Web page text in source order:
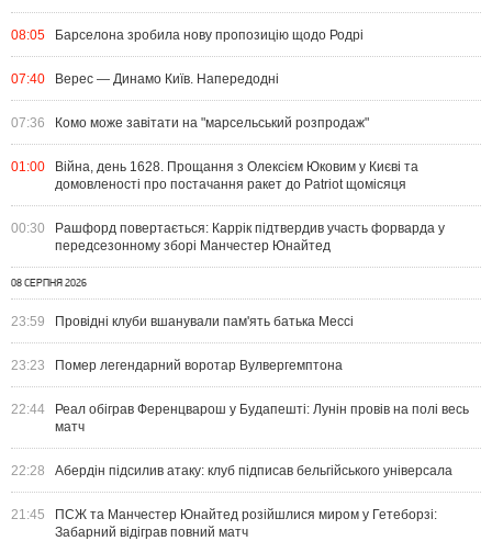
08:05 Барселона зробила нову пропозицію щодо Родрі
07:40 Верес — Динамо Київ. Напередодні
07:36 Комо може завітати на "марсельський розпродаж"
01:00
Війна, день 1628. Прощання з Олексієм Юковим у Києві та
домовленості про постачання ракет до Patriot щомісяця
00:30
Рашфорд повертається: Каррік підтвердив участь форварда у
передсезонному зборі Манчестер Юнайтед
08 СЕРПНЯ 2026
23:59 Провідні клуби вшанували пам'ять батька Мессі
23:23 Помер легендарний воротар Вулвергемптона
22:44
Реал обіграв Ференцварош у Будапешті: Лунін провів на полі весь
матч
22:28 Абердін підсилив атаку: клуб підписав бельгійського універсала
21:45
ПСЖ та Манчестер Юнайтед розійшлися миром у Гетеборзі:
Забарний відіграв повний матч